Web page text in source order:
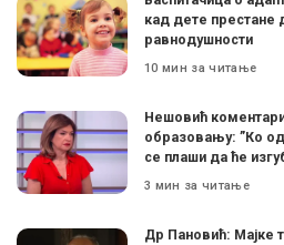
кад дете престане
равнодушности
10 мин за читање
Нешовић
образовању: ”Ко
се плаши да ће
3 мин за читање
Др Пановић: Мајке